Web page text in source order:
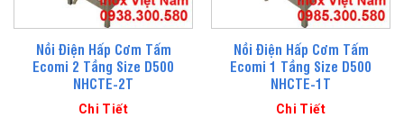
Nồi Điện Hấp Cơm Tấm
Ecomi 2 Tầng Size D500
NHCTE-2T
Chi Tiết
Nồi Điện Hấp Cơm Tấm
Ecomi 1 Tầng Size D500
NHCTE-1T
Chi Tiết